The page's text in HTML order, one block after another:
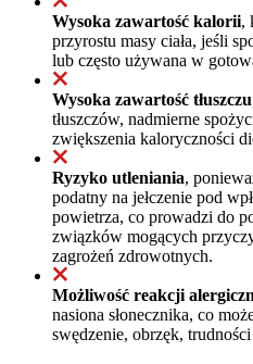
Wysoka zawartość kalorii,
przyrostu masy ciała, jeśli
lub często używana w
Wysoka zawartość tłuszczu
tłuszczów, nadmierne
zwiększenia kaloryczności
Ryzyko utleniania,
podatny na jełczenie pod
powietrza, co prowadzi do
związków mogących
zagrożeń zdrowotnych.
Możliwość reakcji
nasiona słonecznika, co
swędzenie, obrzęk,